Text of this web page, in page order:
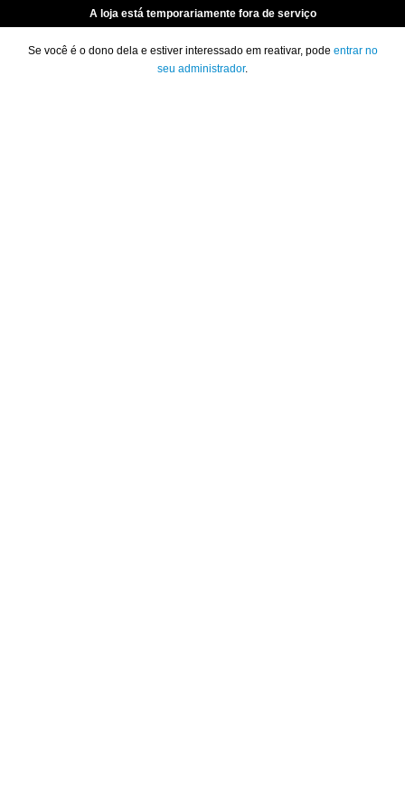
A loja está temporariamente fora de serviço
Se você é o dono dela e estiver interessado em reativar, pode entrar no
seu administrador.